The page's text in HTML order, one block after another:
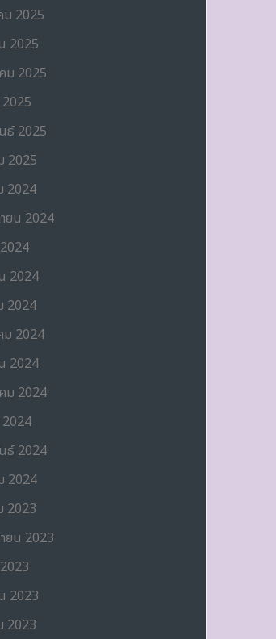
ม 2025
2025
ม 2025
ธ์ 2025
2025
2024
ยน 2024
2024
2024
ม 2024
2024
ม 2024
ธ์ 2024
2024
2023
ยน 2023
2023
2023